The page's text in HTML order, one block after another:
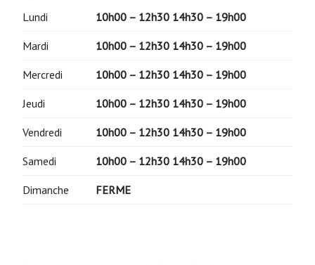
Lundi 10h00 – 12h30 14h30 – 19h00
Mardi 10h00 – 12h30 14h30 – 19h00
Mercredi 10h00 – 12h30 14h30 – 19h00
Jeudi 10h00 – 12h30 14h30 – 19h00
Vendredi 10h00 – 12h30 14h30 – 19h00
Samedi 10h00 – 12h30 14h30 – 19h00
Dimanche FERME